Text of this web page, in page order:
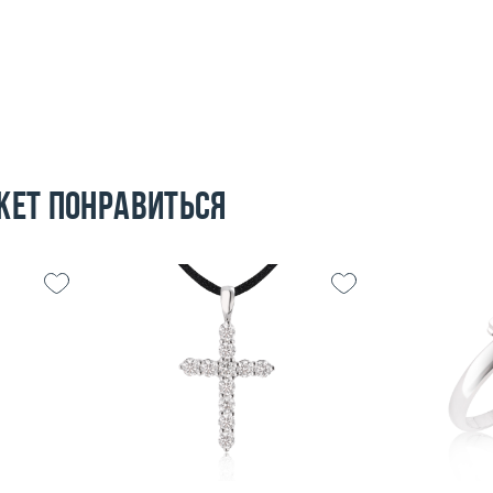
понравиться
золото 585 пробы
Подробнее
Материал